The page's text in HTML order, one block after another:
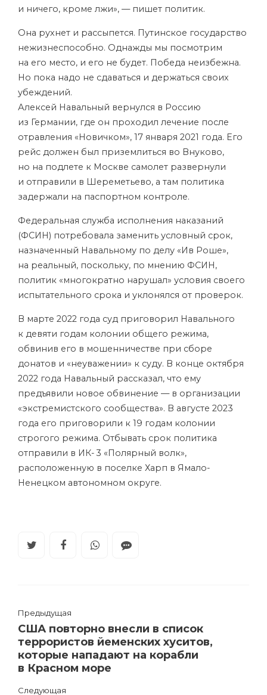
и ничего, кроме лжи», — пишет политик.
Она рухнет и рассыпется. Путинское государство
нежизнеспособно. Однажды мы посмотрим
на его место, и его не будет. Победа неизбежна.
Но пока надо не сдаваться и держаться своих
убеждений.
Алексей Навальный вернулся в Россию
из Германии, где он проходил лечение после
отравления «Новичком», 17 января 2021 года. Его
рейс должен был приземлиться во Внуково,
но на подлете к Москве самолет развернули
и отправили в Шереметьево, а там политика
задержали на паспортном контроле.
Федеральная служба исполнения наказаний
(ФСИН) потребовала заменить условный срок,
назначенный Навальному по делу «Ив Роше»,
на реальный, поскольку, по мнению ФСИН,
политик «многократно нарушал» условия своего
испытательного срока и уклонялся от проверок.
В марте 2022 года суд приговорил Навального
к девяти годам колонии общего режима,
обвинив его в мошенничестве при сборе
донатов и «неуважении» к суду. В конце октября
2022 года Навальный рассказал, что ему
предъявили новое обвинение — в организации
«экстремистского сообщества». В августе 2023
года его приговорили к 19 годам колонии
строгого режима. Отбывать срок политика
отправили в ИК- 3 «Полярный волк»,
расположенную в поселке Харп в Ямало-
Ненецком автономном округе.
Предыдущая
США повторно внесли в список
террористов йеменских хуситов,
которые нападают на корабли
в Красном море
Следующая